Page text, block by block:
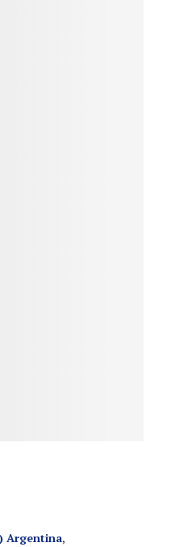
Argentina,